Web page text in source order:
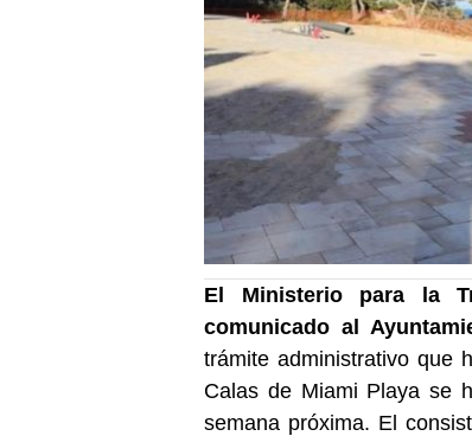
El Ministerio para la
comunicado al
trámite administrativo que
Calas de Miami Playa se
semana próxima. El